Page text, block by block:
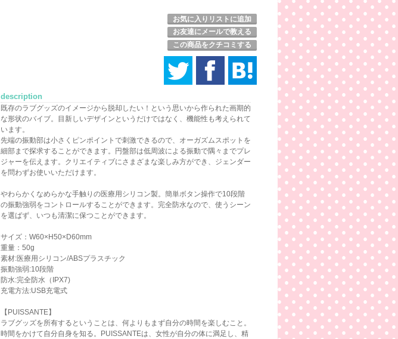
お気に入りリストに追加
お友達にメールで教える
この商品をクチコミする
description
既存のラブグッズのイメージから脱却したい！という思いから作られた画期的
な形状のバイブ。目新しいデザインというだけではなく、機能性も考えられて
います。
先端の振動部は小さくピンポイントで刺激できるので、オーガズムスポットを
細部まで探求することができます。円盤部は低周波による振動で隅々までプレ
ジャーを伝えます。クリエイティブにさまざまな楽しみ方ができ、ジェンダー
を問わずお使いいただけます。
やわらかくなめらかな手触りの医療用シリコン製。簡単ボタン操作で10段階
の振動強弱をコントロールすることができます。完全防水なので、使うシーン
を選ばず、いつも清潔に保つことができます。
サイズ：W60×H50×D60mm
重量：50g
素材:医療用シリコン/ABSプラスチック
振動強弱:10段階
防水:完全防水（IPX7)
充電方法:USB充電式
【PUISSANTE】
ラブグッズを所有するということは、何よりもまず自分の時間を楽しむこと。
時間をかけて自分自身を知る。PUISSANTEは、女性が自分の体に満足し、精